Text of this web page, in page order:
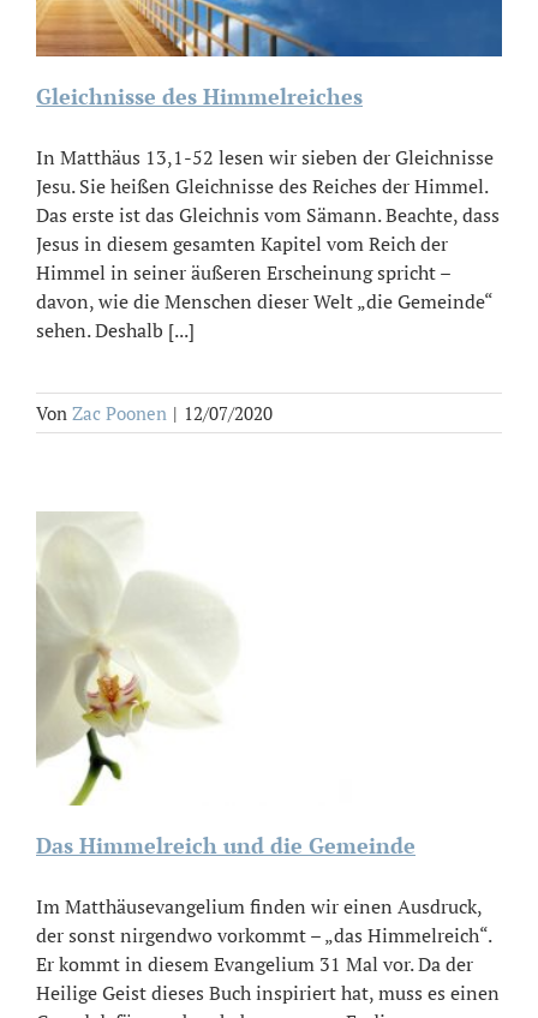
Gleichnisse des Himmelreiches
In Matthäus 13,1-52 lesen wir sieben der Gleichnisse
Jesu. Sie heißen Gleichnisse des Reiches der Himmel.
Das erste ist das Gleichnis vom Sämann. Beachte, dass
Jesus in diesem gesamten Kapitel vom Reich der
Himmel in seiner äußeren Erscheinung spricht –
davon, wie die Menschen dieser Welt „die Gemeinde“
sehen. Deshalb [...]
Von Zac Poonen | 12/07/2020
Das Himmelreich und die Gemeinde
Im Matthäusevangelium finden wir einen Ausdruck,
der sonst nirgendwo vorkommt – „das Himmelreich“.
Er kommt in diesem Evangelium 31 Mal vor. Da der
Heilige Geist dieses Buch inspiriert hat, muss es einen